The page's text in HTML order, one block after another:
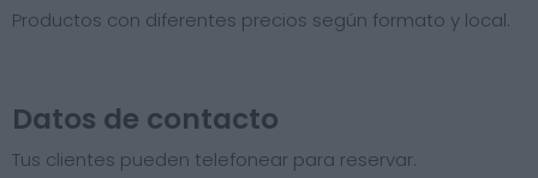
Productos con diferentes precios según formato y local.
Datos de contacto
Tus clientes pueden telefonear para reservar.